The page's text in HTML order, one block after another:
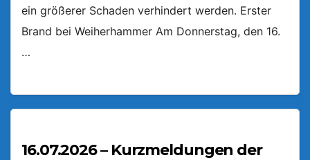
ein größerer Schaden verhindert werden. Erster
Brand bei Weiherhammer Am Donnerstag, den 16.
…
16.07.2026 – Kurzmeldungen der